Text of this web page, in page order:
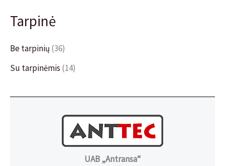
Tarpinė
Be tarpinių (36)
Su tarpinėmis (14)
UAB „Antransa“